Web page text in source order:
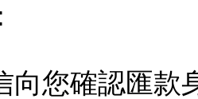
向您確認匯款